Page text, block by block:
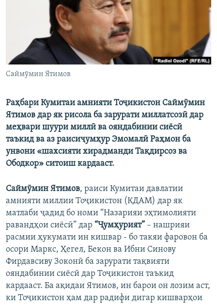
ГУЗОРИШҲОИ РАДИОӢ
ПАЙГИРӢ КУНЕД
Ҳамаи сомонаҳои RFE/RL
Саймӯмин Ятимов
Раҳбари Кумитаи амнияти Тоҷикистон Саймӯмин
Ятимов дар як рисола ба зарурати миллатсозӣ дар
меҳвари шуури миллӣ ва ояндабинии сиёсӣ
таъкид ва аз раисиҷумҳур Эмомалӣ Раҳмон ба
унвони «шахсияти хирадманди Тақдирсоз ва
Ободкор» ситоиш кардааст.
Саймӯмин Ятимов, раиси Кумитаи давлатии
амнияти миллии Тоҷикистон (КДАМ) дар як
матлаби ҷадид бо номи “Назарияи эҳтимолияти
равандҳои сиёсӣ” дар “Ҷумҳурият” – нашрияи
расмии ҳукумати ин кишвар - бо такяи фаровон ба
осори Маркс, Ҳегел, Бекон ва Ибни Синову
Фирдавсиву Зоконӣ ба зарурати тақвияти
ояндабинии сиёсӣ дар Тоҷикистон таъкид
кардааст. Ба ақидаи Ятимов, ин барои он лозим аст,
ки Тоҷикистон ҳам дар радифи дигар кишварҳои